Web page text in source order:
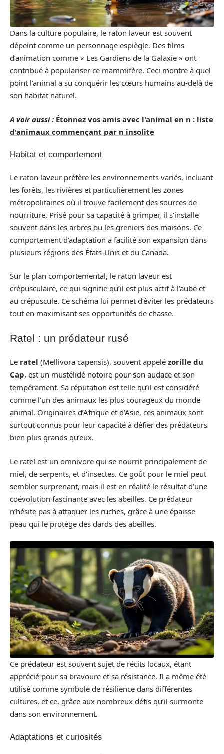
Dans la culture populaire, le raton laveur est souvent
dépeint comme un personnage espiègle. Des films
d’animation comme « Les Gardiens de la Galaxie » ont
contribué à populariser ce mammifère. Ceci montre à quel
point l’animal a su conquérir les cœurs humains au-delà de
son habitat naturel.
A voir aussi : Étonnez vos amis avec l'animal en n : liste
d'animaux commençant par n insolite
Habitat et comportement
Le raton laveur préfère les environnements variés, incluant
les forêts, les rivières et particulièrement les zones
métropolitaines où il trouve facilement des sources de
nourriture. Prisé pour sa capacité à grimper, il s’installe
souvent dans les arbres ou les greniers des maisons. Ce
comportement d’adaptation a facilité son expansion dans
plusieurs régions des États-Unis et du Canada.
Sur le plan comportemental, le raton laveur est
crépusculaire, ce qui signifie qu’il est plus actif à l’aube et
au crépuscule. Ce schéma lui permet d’éviter les prédateurs
tout en maximisant ses opportunités de chasse.
Ratel : un prédateur rusé
Le ratel (Mellivora capensis), souvent appelé zorille du
Cap, est un mustélidé notoire pour son audace et son
tempérament. Sa réputation est telle qu’il est considéré
comme l’un des animaux les plus courageux du monde
animal. Originaires d’Afrique et d’Asie, ces animaux sont
surtout connus pour leur capacité à défier des prédateurs
bien plus grands qu’eux.
Le ratel est un omnivore qui se nourrit principalement de
miel, de serpents, et d’insectes. Ce goût pour le miel peut
sembler surprenant, mais il est en réalité le résultat d’une
coévolution fascinante avec les abeilles. Ce prédateur
n’hésite pas à attaquer les ruches, grâce à une épaisse
peau qui le protège des dards des abeilles.
Ce prédateur est souvent sujet de récits locaux, étant
apprécié pour sa bravoure et sa résistance. Il a même été
utilisé comme symbole de résilience dans différentes
cultures, et ce, grâce aux nombreux défis qu’il surmonte
dans son environnement.
Adaptations et curiosités